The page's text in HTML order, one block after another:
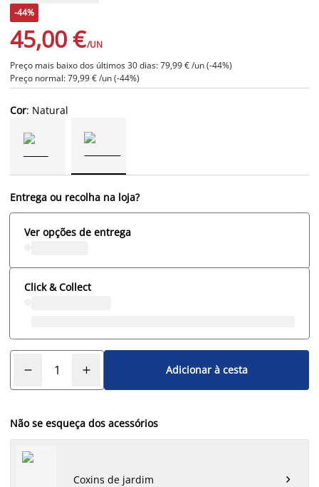
-44%
45,00 €/UN
Preço mais baixo dos últimos 30 dias: 79,99 € /un (-44%)
Preço normal: 79,99 € /un (-44%)
Cor: Natural
Entrega ou recolha na loja?
Ver opções de entrega
Click & Collect
Adicionar à cesta
Não se esqueça dos acessórios
Coxins de jardim 